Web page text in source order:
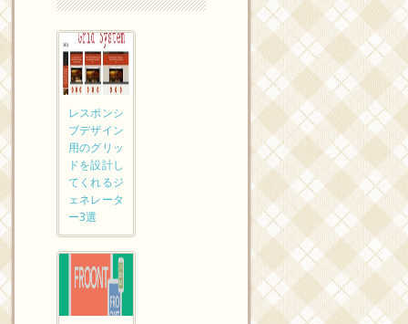
レスポンシ
ブデザイン
用のグリッ
ドを設計し
てくれるジ
ェネレータ
ー3選